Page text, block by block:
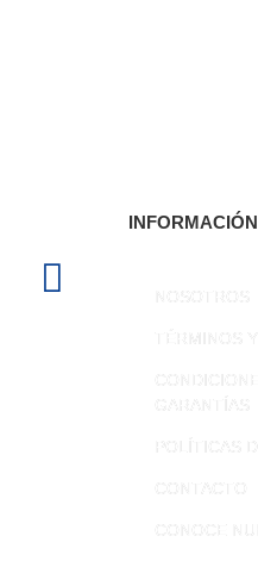
INFORMACIÓN